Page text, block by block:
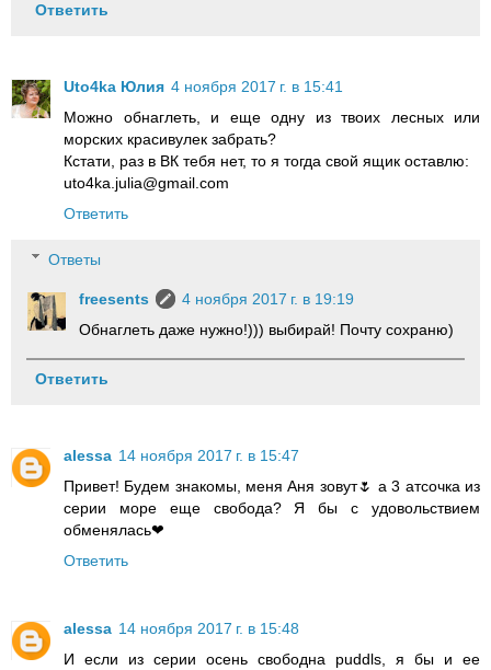
Ответить
Uto4ka Юлия 4 ноября 2017 г. в 15:41
Можно обнаглеть, и еще одну из твоих лесных или
морских красивулек забрать?
Кстати, раз в ВК тебя нет, то я тогда свой ящик оставлю:
uto4ka.julia@gmail.com
Ответить
Ответы
freesents
4 ноября 2017 г. в 19:19
Обнаглеть даже нужно!))) выбирай! Почту сохраню)
Ответить
alessa 14 ноября 2017 г. в 15:47
Привет! Будем знакомы, меня Аня зовут🌷 а 3 атсочка из
серии море еще свобода? Я бы с удовольствием
обменялась❤
Ответить
alessa 14 ноября 2017 г. в 15:48
И если из серии осень свободна puddls, я бы и ее